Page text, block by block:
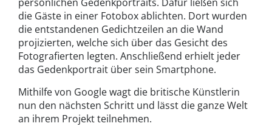
die Gäste in einer Fotobox ablichten. Dort wurden
die entstandenen Gedichtzeilen an die Wand
projizierten, welche sich über das Gesicht des
Fotografierten legten. Anschließend erhielt jeder
das Gedenkportrait über sein Smartphone.
Mithilfe von Google wagt die britische Künstlerin
nun den nächsten Schritt und lässt die ganze Welt
an ihrem Projekt teilnehmen.